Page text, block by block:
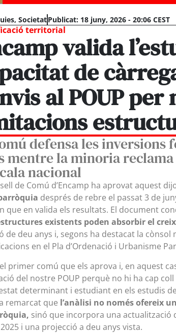
, SocietatPublicat: 18 juny, 2026 - 20:06 CEST
territorial
valida
de
al POUP per
defensa les inversions
mentre la minoria
nacional
de Comú d’Encamp ha aprovat aquest
després de rebre el passat 3 de
que en valida els resultats. El document
existents poden absorbir el
de deu anys i, segons ha destacat la
en el Pla d’Ordenació i Urbanisme
primer comú que els aprova i, en aquest
del nostre POUP perquè no hi ha cap
estat determinant i estudiant en els estudis
remarcat que l’anàlisi no només ofereix
sinó que incorpora una actualització
i una projecció a deu anys vista.